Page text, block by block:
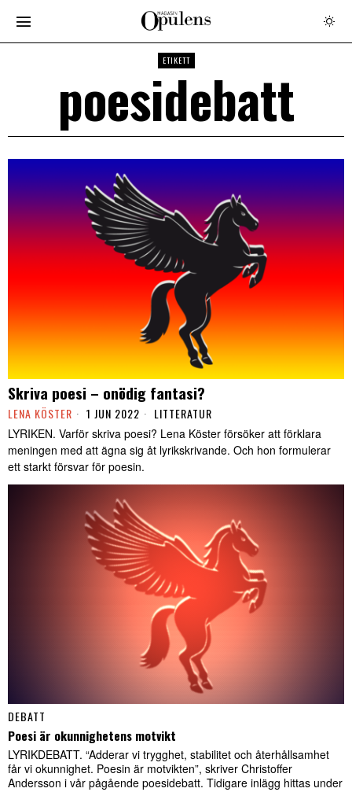
ETIKETT
poesidebatt
Skriva poesi – onödig fantasi?
LENA KÖSTER 1 JUN 2022 LITTERATUR
LYRIKEN. Varför skriva poesi? Lena Köster försöker att förklara
meningen med att ägna sig åt lyrikskrivande. Och hon formulerar
ett starkt försvar för poesin.
DEBATT
Poesi är okunnighetens motvikt
LYRIKDEBATT. “Adderar vi trygghet, stabilitet och återhållsamhet
får vi okunnighet. Poesin är motvikten”, skriver Christoffer
Andersson i vår pågående poesidebatt. Tidigare inlägg hittas under